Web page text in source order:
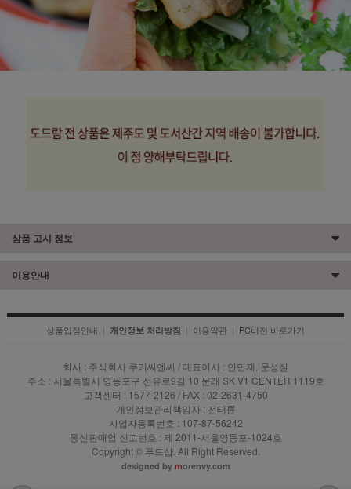
상품 고시 정보
이용안내
상품입점안내 | 개인정보 처리방침 | 이용약관 | PC버전 바로가기
회사 : 주식회사 쿠키씨엔씨 / 대표이사 : 안민재, 문성실
주소 : 서울특별시 영등포구 선유로9길 10 문래 SK V1 CENTER 1119호
고객센터 : 1577-2126 / FAX : 02-2631-4750
개인정보관리책임자 : 전태륜
사업자등록번호 : 107-87-56242
통신판매업 신고번호 : 제 2011-서울영등포-1024호
Copyright © 푸드샵. All Right Reserved.
designed by morenvy.com